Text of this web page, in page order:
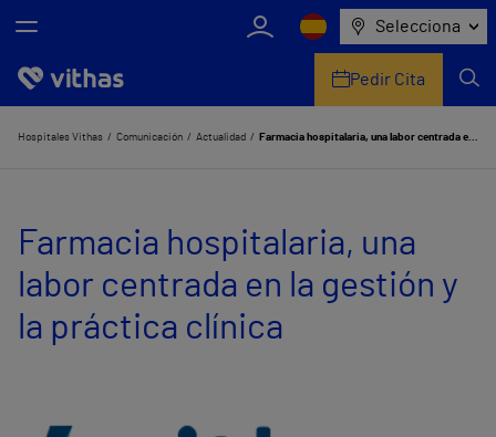
Selecciona
Nosotros
Servicios de salud
Equipo médico y asistencial
Información útil
Pedir Cita
Hospitales Vithas Comunicación Actualidad Farmacia hospitalaria, una labor centrada en la gestión y la práctica clínica
Farmacia hospitalaria, una
labor centrada en la gestión y
la práctica clínica